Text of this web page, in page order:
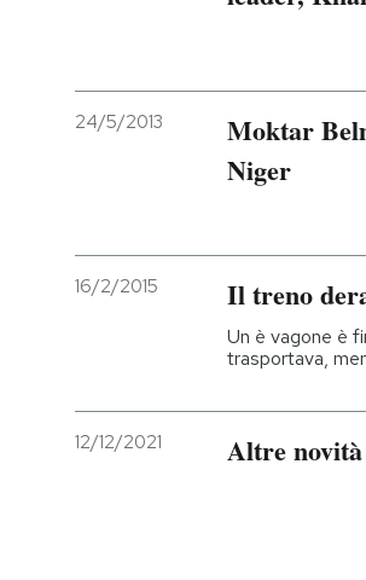
24/5/2013
Moktar
Niger
16/2/2015 Il treno
Un è vagone è
trasportava,
12/12/2021 Altre